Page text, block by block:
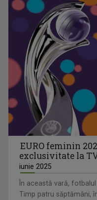
EURO feminin
exclusivitate la
iunie 2025
În această vară,
Timp patru săptămâni,